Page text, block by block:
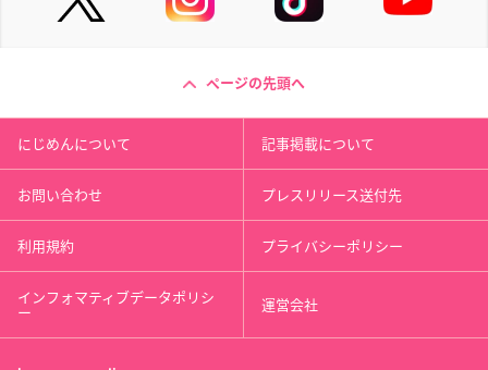
ページの先頭へ
にじめんについて 記事掲載について
お問い合わせ プレスリリース送付先
利用規約 プライバシーポリシー
インフォマティブデータポリシ
ー 運営会社